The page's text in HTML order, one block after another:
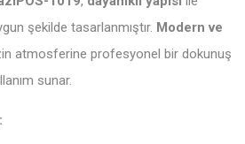
şekilde tasarlanmıştır. Modern ve
atmosferine profesyonel bir dokunuş
sunar.